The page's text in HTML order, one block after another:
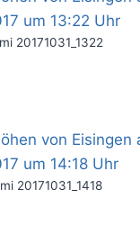
20171031_1322
20171031_1418